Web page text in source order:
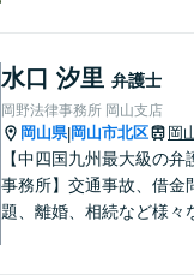
水口 汐里 弁護士
岡野法律事務所 岡山支店
岡山県|岡山市北区 岡
【中四国九州最大級の弁
事務所】交通事故、借金
題、離婚、相続など様々